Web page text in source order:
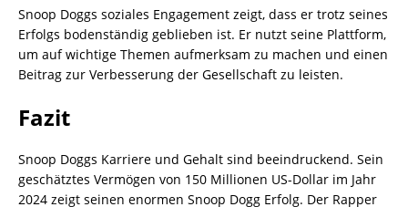
Snoop Doggs soziales Engagement zeigt, dass er trotz seines
Erfolgs bodenständig geblieben ist. Er nutzt seine Plattform,
um auf wichtige Themen aufmerksam zu machen und einen
Beitrag zur Verbesserung der Gesellschaft zu leisten.
Fazit
Snoop Doggs Karriere und Gehalt sind beeindruckend. Sein
geschätztes Vermögen von 150 Millionen US-Dollar im Jahr
2024 zeigt seinen enormen Snoop Dogg Erfolg. Der Rapper